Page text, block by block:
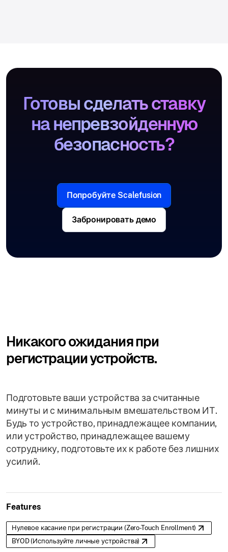
Готовы сделать ставку
на непревзойденную
безопасность?
Попробуйте Scalefusion
Забронировать демо
Никакого ожидания при
регистрации устройств.
Подготовьте ваши устройства за считанные
минуты и с минимальным вмешательством ИТ.
Будь то устройство, принадлежащее компании,
или устройство, принадлежащее вашему
сотруднику, подготовьте их к работе без лишних
усилий.
Features
Нулевое касание при регистрации (Zero-Touch Enrollment)
BYOD (Используйте личные устройства)